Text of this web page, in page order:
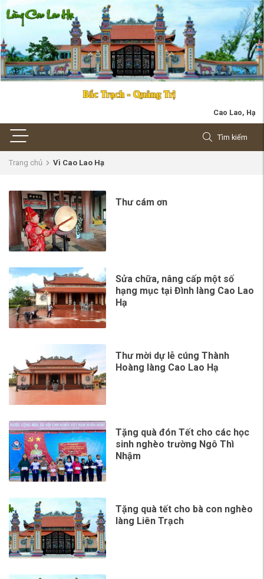
Cao Lao, Hạ
Tìm kiếm
Trang chủ Vì Cao Lao Hạ
Thư cám ơn
Sửa chữa, nâng cấp một số
hạng mục tại Đình làng Cao Lao
Hạ
Thư mời dự lễ cúng Thành
Hoàng làng Cao Lao Hạ
Tặng quà đón Tết cho các học
sinh nghèo trường Ngô Thì
Nhậm
Tặng quà tết cho bà con nghèo
làng Liên Trạch